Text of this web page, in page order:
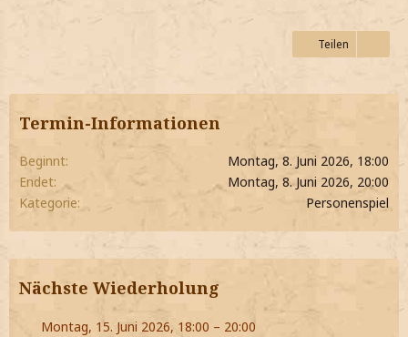
Teilen
Termin-Informationen
Beginnt
Montag, 8. Juni 2026, 18:00
Endet
Montag, 8. Juni 2026, 20:00
Kategorie
Personenspiel
Nächste Wiederholung
Montag, 15. Juni 2026, 18:00 – 20:00